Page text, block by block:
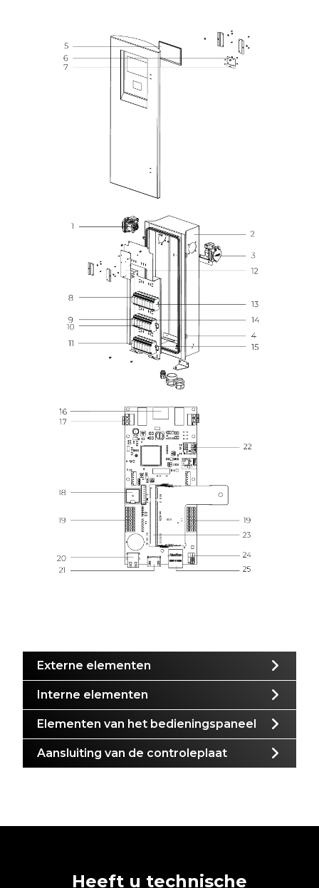
Externe elementen
Interne elementen
Elementen van het bedieningspaneel
Aansluiting van de controleplaat
Heeft u technische